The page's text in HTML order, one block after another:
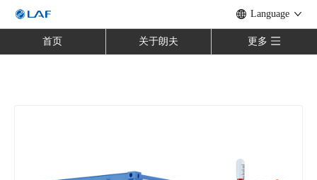
Language
首页 关于朗夫 更多